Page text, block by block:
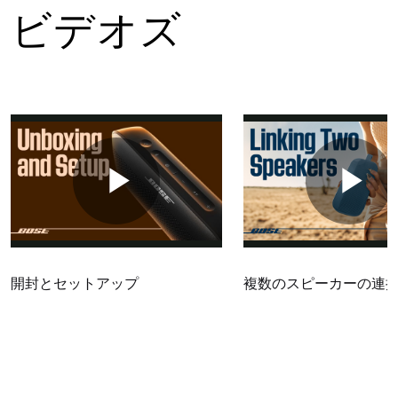
ビデオズ
開封とセットアップ 複数のスピーカーの連